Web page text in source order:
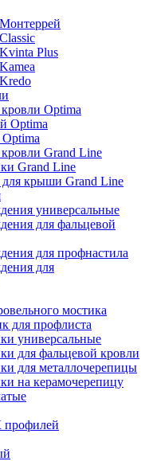
Plus
Optima
Optima
Grand Line
Grand Line
для крыши Grand Line
универсальные
для фальцевой
для профнастила
для
мостика
для профлиста
универсальные
для фальцевой кровли
для металлочерепицы
на керамочерепицу
профилей